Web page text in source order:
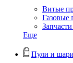
Витые
Еще
Пули и